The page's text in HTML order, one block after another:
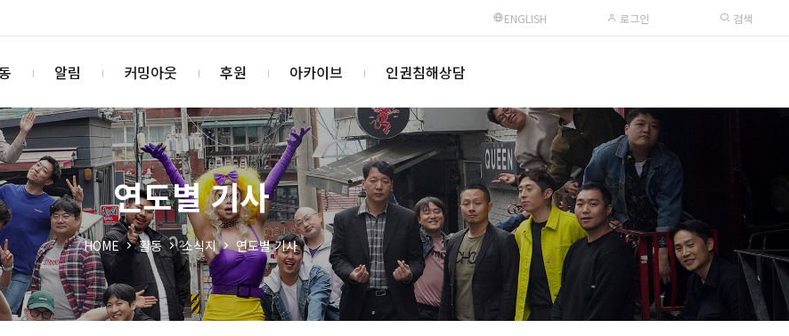
ENGLISH 로그인 검색
알림 커밍아웃 후원 아카이브 인권침해상담
연도별 기사
HOME 활동 소식지 연도별 기사